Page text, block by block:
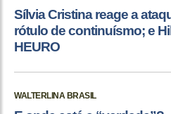
Sílvia Cristina reage a
rótulo de continuísmo; e
HEURO
WALTERLINA BRASIL